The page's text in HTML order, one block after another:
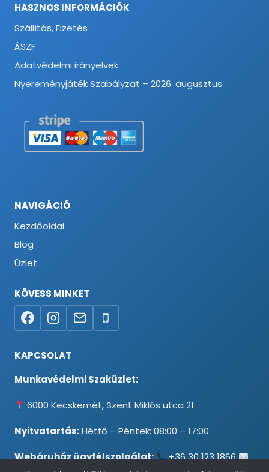
HASZNOS INFORMÁCIÓK
Szállítás, Fizetés
ÁSZF
Adatvédelmi irányelvek
Nyereményjáték Szabályzat – 2026. augusztus
NAVIGÁCIÓ
Kezdőoldal
Blog
Üzlet
KÖVESS MINKET
KAPCSOLAT
Munkavédelmi Szaküzlet:
6000 Kecskemét, Szent Miklós utca 21.
Nyitvatartás:Hétfő – Péntek: 08:00 – 17:00
Webáruház ügyfélszolgálat:
+36 30 123 1866